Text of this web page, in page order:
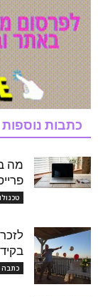
כתבות נוספות
מה
כתבה